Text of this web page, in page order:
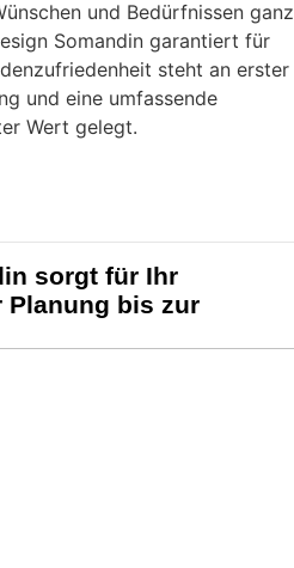
und Bedürfnissen ganz
Somandin garantiert für
steht an erster
und eine umfassende
Wert gelegt.
sorgt für Ihr
Planung bis zur